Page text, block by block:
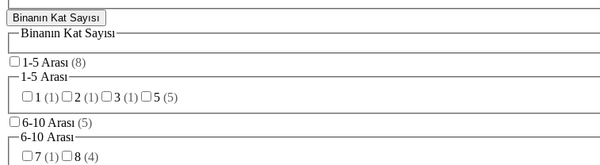
Binanın Kat Sayısı
Binanın Kat Sayısı
1-5 Arası (8)
1-5 Arası
1 (1) 2 (1) 3 (1) 5 (5)
6-10 Arası (5)
6-10 Arası
7 (1) 8 (4)